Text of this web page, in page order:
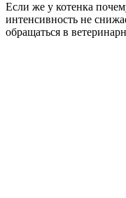
Если же у котенка
интенсивность не
обращаться в